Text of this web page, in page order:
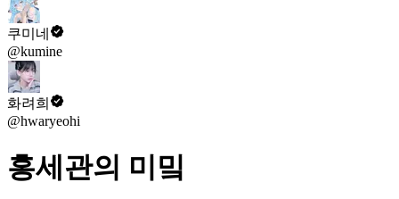
쿠미네
@kumine
화려희
@hwaryeohi
홍세관의 미밐